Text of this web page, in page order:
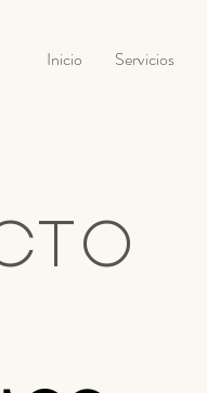
Inicio Servicios
T O